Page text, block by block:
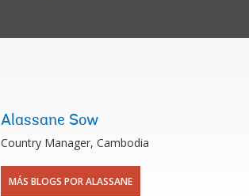
Alassane Sow
Country Manager, Cambodia
MÁS BLOGS POR ALASSANE